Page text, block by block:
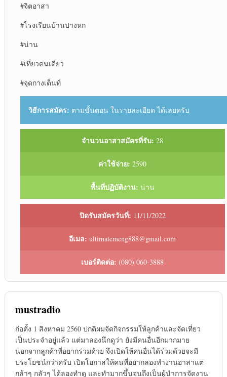
#จิตอาสา
#โรงเรียนบ้านปางหก
#น่าน
#เที่ยวคนเดียว
#จุดกางเต็นท์
วิธีการสมัคร: ตามขั้นตอน ในรายละเอียด ได้เลยครับ
จำนวนอาสาสมัครที่รับ: 28
ค่าใช้จ่าย: 2590
พื้นที่ปฏิบัติงาน: น่าน
ปิดรับสมัครวันที่: 11/11/2022
อีเมล: ultimatemeng888@gmail.com
เบอร์ติดต่อ: (080) 060-3888
mustradio
ก่อตั้ง 1 สิงหาคม 2560 ปกติผมจัดกิจกรรมให้ลูกค้าและจัดเที่ยว
เป็นประจำอยู่แล้ว แต่มาลองนึกดูว่า ยังมีคนอื่นอีกมากมาย
นอกจากลูกค้าที่อยากร่วมด้วย จึงเปิดให้คนอื่นได้ร่วมด้วยจะมี
ประโยชน์กว่าครับ เปิดโอกาสให้คนที่อยากลองทำงานอาสาแต่
กล้าๆ กลัวๆ ได้ลองทำดู และทำมากขึ้นจนถึงเป็นผู้นำการจัดงาน